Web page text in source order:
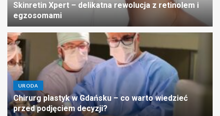
Skinretin Xpert – delikatna rewolucja z retinolem i
egzosomami
URODA
Chirurg plastyk w Gdańsku – co warto wiedzieć
przed podjęciem decyzji?